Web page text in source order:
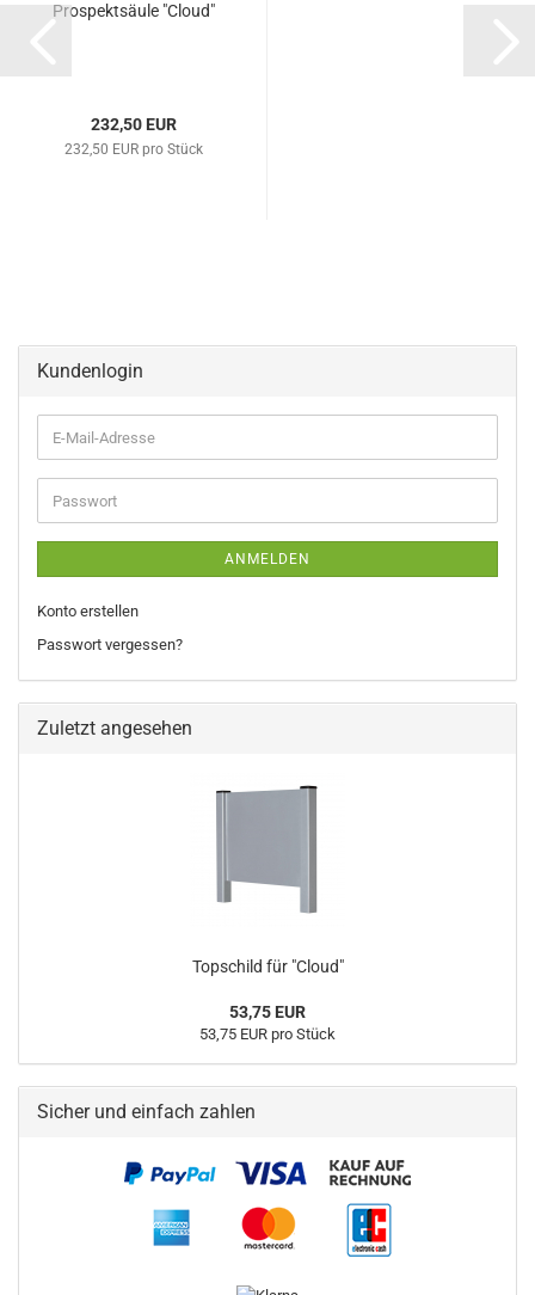
Prospektsäule "Cloud"
232,50 EUR
232,50 EUR pro Stück
Kundenlogin
E-
Mail-
Adresse
Passwort
ANMELDEN
Konto erstellen
Passwort vergessen?
Zuletzt angesehen
Topschild für "Cloud"
53,75 EUR
53,75 EUR pro Stück
Sicher und einfach zahlen